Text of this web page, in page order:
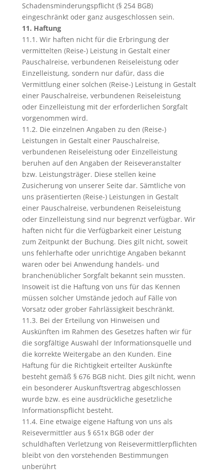
Schadensminderungspflicht (§ 254 BGB)
eingeschränkt oder ganz ausgeschlossen sein.
11. Haftung
11.1. Wir haften nicht für die Erbringung der
vermittelten (Reise-) Leistung in Gestalt einer
Pauschalreise, verbundenen Reiseleistung oder
Einzelleistung, sondern nur dafür, dass die
Vermittlung einer solchen (Reise-) Leistung in Gestalt
einer Pauschalreise, verbundenen Reiseleistung
oder Einzelleistung mit der erforderlichen Sorgfalt
vorgenommen wird.
11.2. Die einzelnen Angaben zu den (Reise-)
Leistungen in Gestalt einer Pauschalreise,
verbundenen Reiseleistung oder Einzelleistung
beruhen auf den Angaben der Reiseveranstalter
bzw. Leistungsträger. Diese stellen keine
Zusicherung von unserer Seite dar. Sämtliche von
uns präsentierten (Reise-) Leistungen in Gestalt
einer Pauschalreise, verbundenen Reiseleistung
oder Einzelleistung sind nur begrenzt verfügbar. Wir
haften nicht für die Verfügbarkeit einer Leistung
zum Zeitpunkt der Buchung. Dies gilt nicht, soweit
uns fehlerhafte oder unrichtige Angaben bekannt
waren oder bei Anwendung handels- und
branchenüblicher Sorgfalt bekannt sein mussten.
Insoweit ist die Haftung von uns für das Kennen
müssen solcher Umstände jedoch auf Fälle von
Vorsatz oder grober Fahrlässigkeit beschränkt.
11.3. Bei der Erteilung von Hinweisen und
Auskünften im Rahmen des Gesetzes haften wir für
die sorgfältige Auswahl der Informationsquelle und
die korrekte Weitergabe an den Kunden. Eine
Haftung für die Richtigkeit erteilter Auskünfte
besteht gemäß § 676 BGB nicht. Dies gilt nicht, wenn
ein besonderer Auskunftsvertrag abgeschlossen
wurde bzw. es eine ausdrückliche gesetzliche
Informationspflicht besteht.
11.4. Eine etwaige eigene Haftung von uns als
Reisevermittler aus § 651x BGB oder der
schuldhaften Verletzung von Reisevermittlerpflichten
bleibt von den vorstehenden Bestimmungen
unberührt